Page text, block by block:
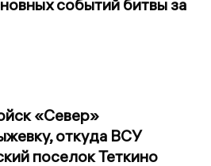
событий битвы за
«Север»
откуда ВСУ
поселок Теткино